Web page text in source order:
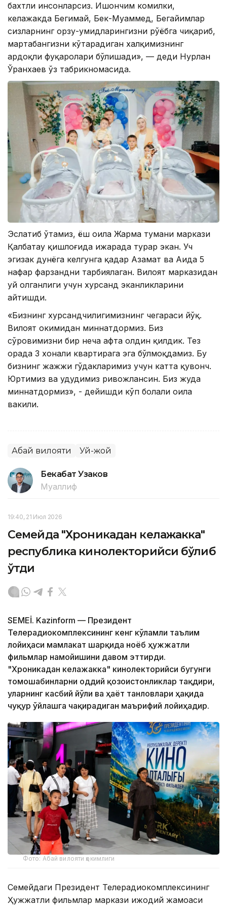
бахтли инсонларсиз. Ишончим комилки,
келажакда Бегимай, Бек-Муҳаммед, Бегайимлар
сизларнинг орзу-умидларингизни рўёбга чиқариб,
мартабангизни кўтарадиган халқимизнинг
ардоқли фуқаролари бўлишади», — деди Нурлан
Ўранхаев ўз табрикномасида.
Эслатиб ўтамиз, ёш оила Жарма тумани маркази
Қалбатау қишлоғида ижарада турар экан. Уч
эгизак дунёга келгунга қадар Азамат ва Аида 5
нафар фарзандни тарбиялаган. Вилоят марказидан
уй олганлиги учун хурсанд эканликларини
айтишди.
«Бизнинг хурсандчилигимизнинг чегараси йўқ.
Вилоят ҳокимидан миннатдормиз. Биз
сўровимизни бир неча ҳафта олдин қилдик. Тез
орада 3 хонали квартирага эга бўлмоқдамиз. Бу
бизнинг жажжи гўдакларимиз учун катта қувонч.
Юртимиз ва ҳудудимиз ривожлансин. Биз жуда
миннатдормиз», - дейишди кўп болали оила
вакили.
Абай вилояти Уй-жой
Бекабат Узаков
Муаллиф
19:40, 21 Июл 2026
Семейда "Хроникадан келажакка"
республика кинолекторийси бўлиб
ўтди
SEMEİ. Kazinform — Президент
Телерадиокомплексининг кенг кўламли таълим
лойиҳаси мамлакат шарқида ноёб ҳужжатли
фильмлар намойишини давом эттирди.
"Хроникадан келажакка" кинолекторийси бугунги
томошабинларни оддий қозоғистонликлар тақдири,
уларнинг касбий йўли ва ҳаёт танловлари ҳақида
чуқур ўйлашга чақирадиган маърифий лойиҳадир.
Фото: Абай вилояти ҳокимлиги
Семейдаги Президент Телерадиокомплексининг
Ҳужжатли фильмлар маркази ижодий жамоаси